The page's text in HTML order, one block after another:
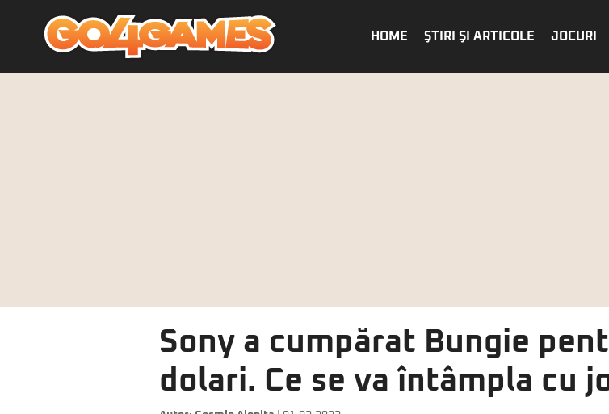
HOME ŞTIRI ŞI ARTICOLE JOCURI
Sony a cumpărat Bungie
dolari. Ce se va întâmpla cu